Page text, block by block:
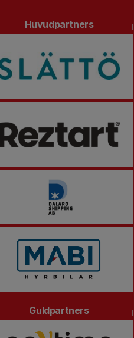
Huvudpartners
Guldpartners